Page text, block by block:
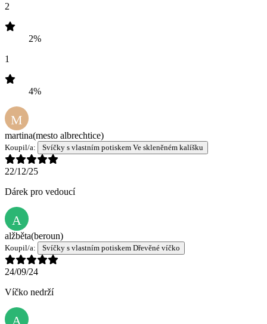
2
2%
1
4%
M
martina(mesto albrechtice)
Koupil/a: Svíčky s vlastním potiskem Ve skleněném kalíšku
22/12/25
Dárek pro vedoucí
A
alžběta(beroun)
Koupil/a: Svíčky s vlastním potiskem Dřevěné víčko
24/09/24
Víčko nedrží
A